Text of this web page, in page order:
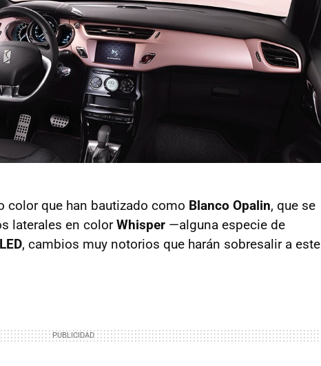
color que han bautizado como Blanco Opalin, que se
laterales en colorWhisper —alguna especie de
, cambios muy notorios que harán sobresalir a este